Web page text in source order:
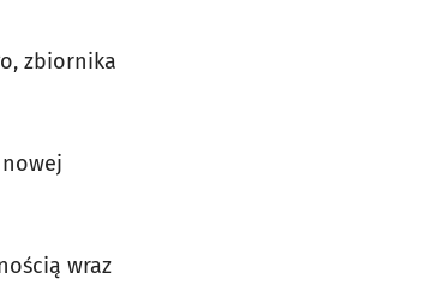
zbiornika
wraz